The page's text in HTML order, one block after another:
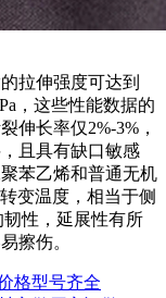
拉伸强度可达到
，这些性能数据的
伸长率仅2%-3%，
且具有缺口敏感
苯乙烯和普通无机
变温度，相当于侧
性，延展性有所
擦伤。
格型号齐全